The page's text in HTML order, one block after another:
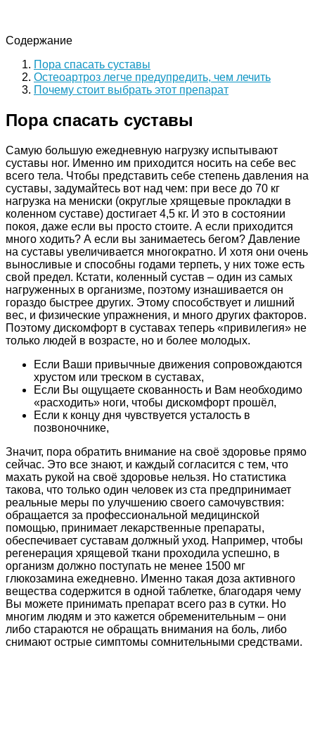
Содержание
Пора спасать суставы
Остеоартроз легче предупредить, чем лечить
Почему стоит выбрать этот препарат
Пора спасать суставы
Самую большую ежедневную нагрузку испытывают
суставы ног. Именно им приходится носить на себе вес
всего тела. Чтобы представить себе степень давления на
суставы, задумайтесь вот над чем: при весе до 70 кг
нагрузка на мениски (округлые хрящевые прокладки в
коленном суставе) достигает 4,5 кг. И это в состоянии
покоя, даже если вы просто стоите. А если приходится
много ходить? А если вы занимаетесь бегом? Давление
на суставы увеличивается многократно. И хотя они очень
выносливые и способны годами терпеть, у них тоже есть
свой предел. Кстати, коленный сустав – один из самых
нагруженных в организме, поэтому изнашивается он
гораздо быстрее других. Этому способствует и лишний
вес, и физические упражнения, и много других факторов.
Поэтому дискомфорт в суставах теперь «привилегия» не
только людей в возрасте, но и более молодых.
Если Ваши привычные движения сопровождаются
хрустом или треском в суставах,
Если Вы ощущаете скованность и Вам необходимо
«расходить» ноги, чтобы дискомфорт прошёл,
Если к концу дня чувствуется усталость в
позвоночнике,
Значит, пора обратить внимание на своё здоровье прямо
сейчас. Это все знают, и каждый согласится с тем, что
махать рукой на своё здоровье нельзя. Но статистика
такова, что только один человек из ста предпринимает
реальные меры по улучшению своего самочувствия:
обращается за профессиональной медицинской
помощью, принимает лекарственные препараты,
обеспечивает суставам должный уход. Например, чтобы
регенерация хрящевой ткани проходила успешно, в
организм должно поступать не менее 1500 мг
глюкозамина ежедневно. Именно такая доза активного
вещества содержится в одной таблетке, благодаря чему
Вы можете принимать препарат всего раз в сутки. Но
многим людям и это кажется обременительным – они
либо стараются не обращать внимания на боль, либо
снимают острые симптомы сомнительными средствами.